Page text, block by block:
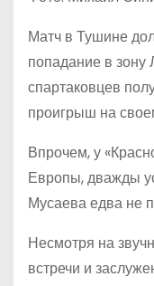
Матч в Тушине
попадание в зону
спартаковцев
проигрыш на
Впрочем, у
Европы, дважды
Мусаева едва не
Несмотря на
встречи и